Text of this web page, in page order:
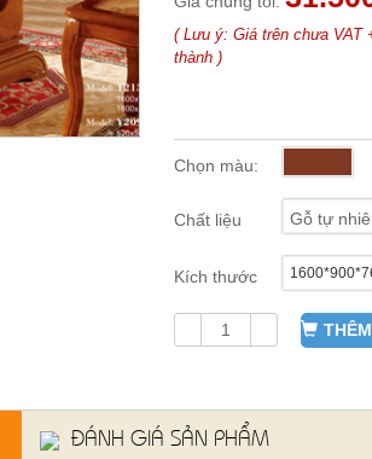
( Lưu ý: Giá trên chưa VAT
thành )
Chọn màu:
Chất liệu Gỗ tự
Kích thước
ĐÁNH GIÁ SẢN PHẨM